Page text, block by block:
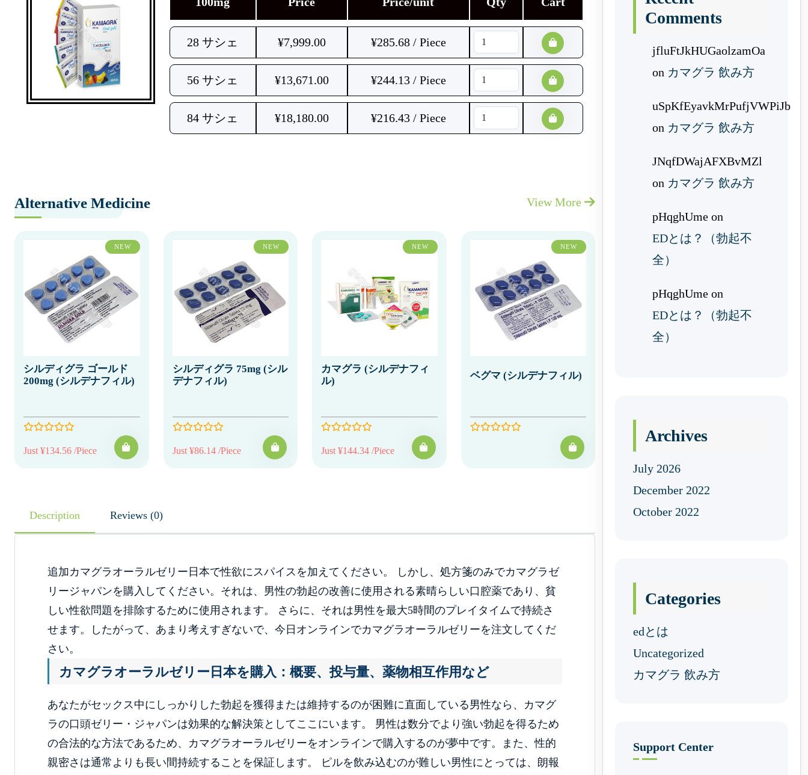
28 サシェ ¥7,999.00 ¥285.68 / Piece
56 サシェ ¥13,671.00 ¥244.13 / Piece
84 サシェ ¥18,180.00 ¥216.43 / Piece
Alternative Medicine View More
NEW
シルディグラ ゴールド
200mg (シルデナフィル)
Just ¥134.56 /Piece
NEW
シルディグラ 75mg (シル
デナフィル)
Just ¥86.14 /Piece
NEW
カマグラ (シルデナフィ
ル)
Just ¥144.34 /Piece
NEW
ベグマ (シルデナフィル)
Description Reviews (0)
追加カマグラオーラルゼリー日本で性欲にスパイスを加えてください。 しかし、処方箋のみでカマグラゼ
リージャパンを購入してください。それは、男性の勃起の改善に使用される素晴らしい口腔薬であり、貧
しい性欲問題を排除するために使用されます。 さらに、それは男性を最大5時間のプレイタイムで持続さ
せます。したがって、あまり考えすぎないで、今日オンラインでカマグラオーラルゼリーを注文してくだ
さい。
カマグラオーラルゼリー日本を購入：概要、投与量、薬物相互作用など
あなたがセックス中にしっかりした勃起を獲得または維持するのが困難に直面している男性なら、カマグ
ラの口頭ゼリー・ジャパンは効果的な解決策としてここにいます。 男性は数分でより強い勃起を得るため
の合法的な方法であるため、カマグラオーラルゼリーをオンラインで購入するのが夢中です。また、性的
親密さは通常よりも長い間持続することを保証します。 ピルを飲み込むのが難しい男性にとっては、朗報
Comments
jfluFtJkHUGaolzamOa
on カマグラ 飲み方
uSpKfEyavkMrPufjVWPiJb
on カマグラ 飲み方
JNqfDWajAFXBvMZl
on カマグラ 飲み方
pHqghUme on
EDとは？（勃起不
全）
pHqghUme on
EDとは？（勃起不
全）
Archives
July 2026
December 2022
October 2022
Categories
edとは
Uncategorized
カマグラ 飲み方
Support Center